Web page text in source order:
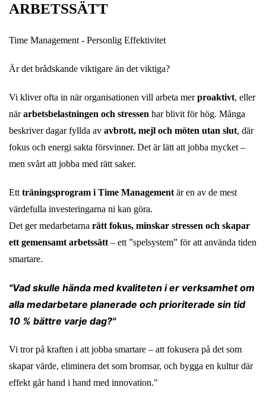
ARBETSSÄTT
Time Management - Personlig Effektivitet
Är det brådskande viktigare än det viktiga?
Vi kliver ofta in när organisationen vill arbeta merproaktivt, eller
närarbetsbelastningen och stressen har blivit för hög. Många
beskriver dagar fyllda av avbrott, mejl och möten utan slut, där
fokus och energi sakta försvinner. Det är lätt att jobba mycket –
men svårt att jobba med rätt saker.
Ett träningsprogram i Time Management är en av de mest
värdefulla investeringarna ni kan göra.
Det ger medarbetarna rätt fokus, minskar stressen och skapar
ett gemensamt arbetssätt – ett ”spelsystem” för att använda tiden
smartare.
"Vad skulle hända med kvaliteten i er verksamhet om
alla medarbetare planerade och prioriterade sin tid
10 % bättre varje dag?"
Vi tror på kraften i att jobba smartare – att fokusera på det som
skapar värde, eliminera det som bromsar, och bygga en kultur där
effekt går hand i hand med innovation."